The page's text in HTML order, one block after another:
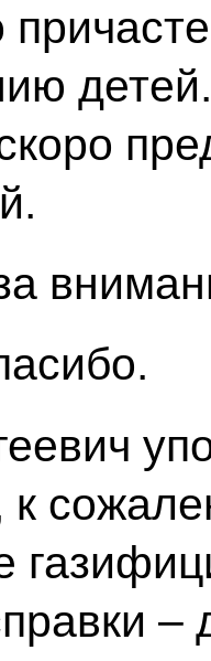
–